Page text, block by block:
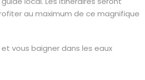
au maximum de ce magnifique
vous baigner dans les eaux